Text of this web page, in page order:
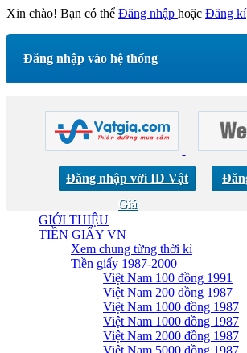
Xin chào! Bạn có thể Đăng nhập hoặc Đăng kí
Đăng nhập vào hệ thống
Đăng nhập với ID Vật
Giá
GIỚI THIỆU
TIỀN GIẤY VN
Xem chung từng thời kì
Tiền giấy 1987-2000
Việt Nam 100 đồng 1991
Việt Nam 200 đồng 1987
Việt Nam 1000 đồng 1987
Việt Nam 1000 đồng 1987
Việt Nam 2000 đồng 1987
Việt Nam 5000 đồng 1987